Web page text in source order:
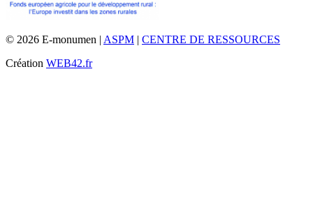
© 2026 E-monumen | ASPM | CENTRE DE RESSOURCES
Création WEB42.fr